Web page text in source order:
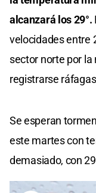
alcanzará los 29°.
velocidades entre
sector norte por la
registrarse
Se esperan
este martes con
demasiado, con